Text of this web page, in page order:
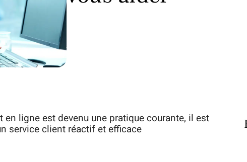
en ligne est devenu une pratique courante, il est
service client réactif et efficace